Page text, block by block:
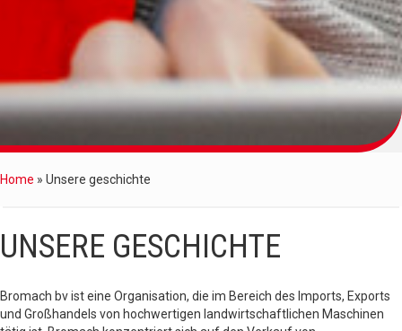
Home » Unsere geschichte
UNSERE GESCHICHTE
Bromach bv ist eine Organisation, die im Bereich des Imports, Exports
und Großhandels von hochwertigen landwirtschaftlichen Maschinen